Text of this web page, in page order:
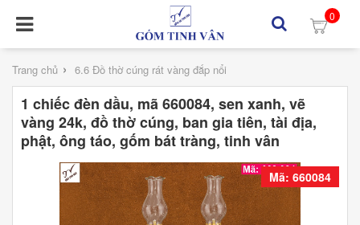
0
Trang chủ › 6.6 Đồ thờ cúng rát vàng đắp nổi
1 chiếc đèn dầu, mã 660084, sen xanh, vẽ
vàng 24k, đồ thờ cúng, ban gia tiên, tài địa,
phật, ông táo, gốm bát tràng, tinh vân
Mã: 660084